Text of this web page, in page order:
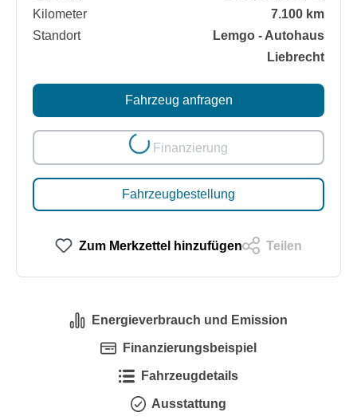
Kilometer
7.100 km
Standort
Lemgo - Autohaus
Liebrecht
Fahrzeug anfragen
Loading...
Finanzierung
Fahrzeugbestellung
Zum Merkzettel hinzufügen Teilen
Energieverbrauch und Emission
Finanzierungsbeispiel
Fahrzeugdetails
Ausstattung